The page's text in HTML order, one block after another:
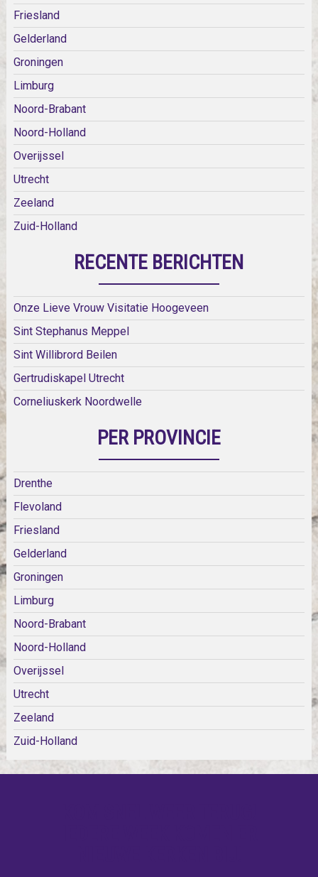
Friesland
Gelderland
Groningen
Limburg
Noord-Brabant
Noord-Holland
Overijssel
Utrecht
Zeeland
Zuid-Holland
RECENTE BERICHTEN
Onze Lieve Vrouw Visitatie Hoogeveen
Sint Stephanus Meppel
Sint Willibrord Beilen
Gertrudiskapel Utrecht
Corneliuskerk Noordwelle
PER PROVINCIE
Drenthe
Flevoland
Friesland
Gelderland
Groningen
Limburg
Noord-Brabant
Noord-Holland
Overijssel
Utrecht
Zeeland
Zuid-Holland